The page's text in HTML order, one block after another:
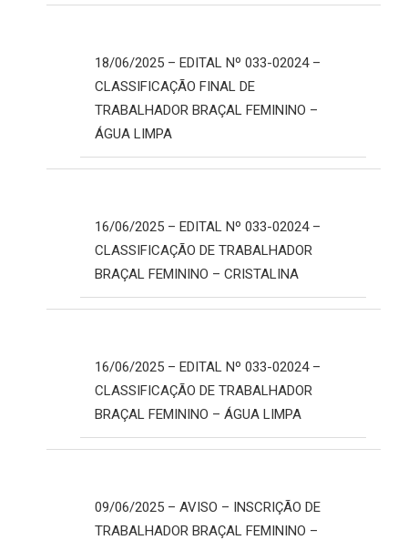
18/06/2025 – EDITAL Nº 033-02024 –
CLASSIFICAÇÃO FINAL DE
TRABALHADOR BRAÇAL FEMININO –
ÁGUA LIMPA
16/06/2025 – EDITAL Nº 033-02024 –
CLASSIFICAÇÃO DE TRABALHADOR
BRAÇAL FEMININO – CRISTALINA
16/06/2025 – EDITAL Nº 033-02024 –
CLASSIFICAÇÃO DE TRABALHADOR
BRAÇAL FEMININO – ÁGUA LIMPA
09/06/2025 – AVISO – INSCRIÇÃO DE
TRABALHADOR BRAÇAL FEMININO –